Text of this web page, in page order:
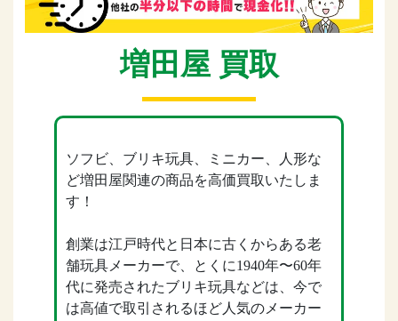
増田屋 買取
ソフビ、ブリキ玩具、ミニカー、人形な
ど増田屋関連の商品を高価買取いたしま
す！
創業は江戸時代と日本に古くからある老
舗玩具メーカーで、とくに1940年〜60年
代に発売されたブリキ玩具などは、今で
は高値で取引されるほど人気のメーカー